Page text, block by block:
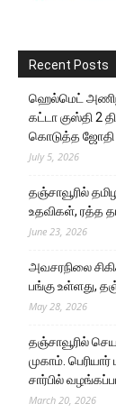
Recent Posts
ஹெல்மெட்
கட்டா குஸ்தி 2
கொடுத்த
July 5, 2026
தஞ்சாவூரில்
உதவிகள், ரத்த
June 23, 2026
அவசரநிலை
பங்கு உள்ளது,
May 28, 2026
தஞ்சாவூரில்
முகாம்.
சார்பில்
March 20, 2026